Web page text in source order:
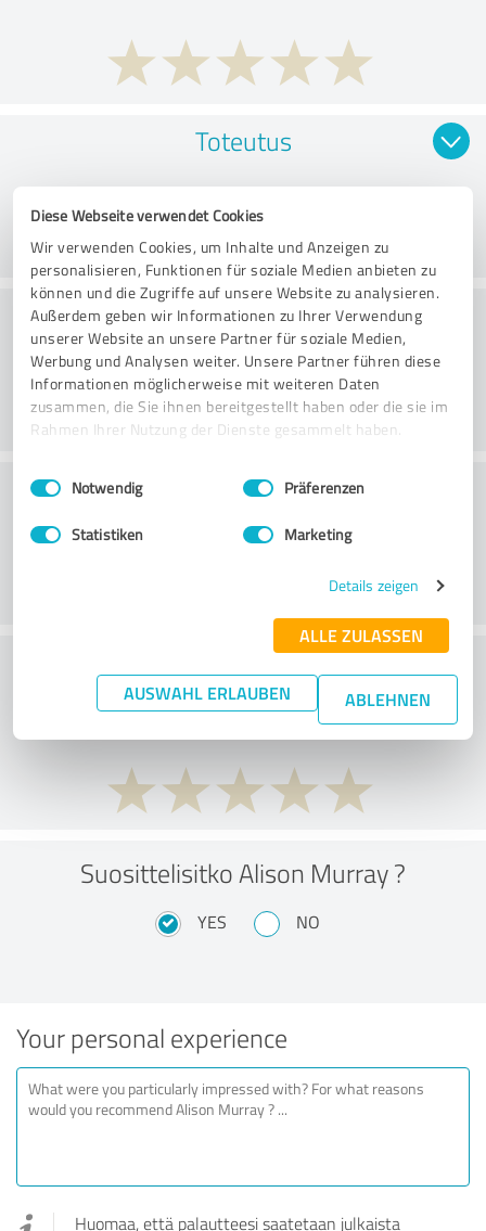
Diese Webseite verwendet Cookies
Wir verwenden Cookies, um Inhalte und Anzeigen zu
personalisieren, Funktionen für soziale Medien anbieten zu
können und die Zugriffe auf unsere Website zu analysieren.
Außerdem geben wir Informationen zu Ihrer Verwendung
unserer Website an unsere Partner für soziale Medien,
Werbung und Analysen weiter. Unsere Partner führen diese
Informationen möglicherweise mit weiteren Daten
zusammen, die Sie ihnen bereitgestellt haben oder die sie im
Rahmen Ihrer Nutzung der Dienste gesammelt haben.
Impressum Datenschutzbestimmungen
Einwilligungsauswahl
Notwendig Präferenzen
Statistiken Marketing
Details zeigen
ALLE ZULASSEN
AUSWAHL ERLAUBEN ABLEHNEN
Toteutus
Konsultointi
Asiakaspalvelu
What do you think of the price to
performance ratio?
Suosittelisitko Alison Murray ?
YES NO
Your personal experience
Huomaa, että palautteesi saatetaan julkaista